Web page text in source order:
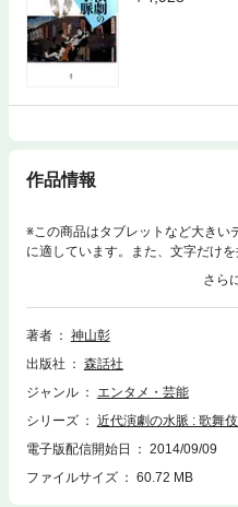
作品情報
※この商品はタブレットなど大きい
に適しています。また、文字だけ
ト、検索、辞書の参照、引用など
最も影響を与え、時代の脈拍や肉
軽演劇等々の複合的、中間的なさ
新劇の盛衰とどのように関わった
著者
神山彰
出版社
森話社
ジャンル
エンタメ・芸能
シリーズ
近代演劇の水脈 : 歌舞
電子版配信開始日
2014/09/09
ファイルサイズ
60.72 MB